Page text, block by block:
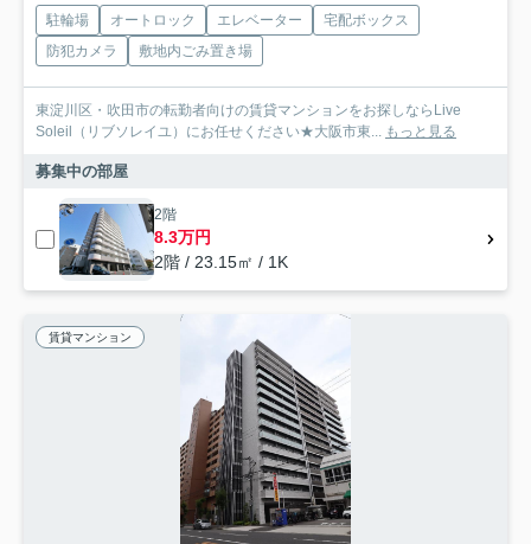
駐輪場 オートロック エレベーター
宅配ボックス
防犯カメラ
敷地内ごみ置き場
東淀川区・吹田市の転勤者向けの賃貸マンションをお探しならLive
Soleil（リブソレイユ）にお任せください★大阪市東... もっと見る
募集中の部屋
2階
8.3万円
2階 / 23.15㎡ / 1K
賃貸マンション